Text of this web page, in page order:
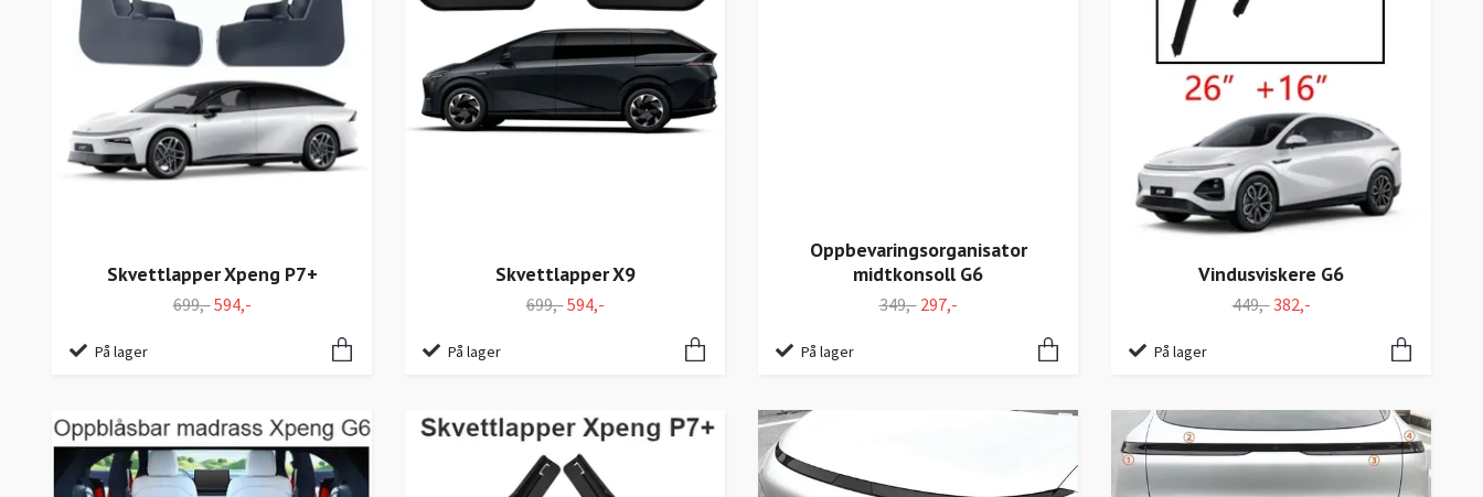
Skvettlapper Xpeng P7+
699,-594,-
På lager
Skvettlapper X9
699,-594,-
På lager
Oppbevaringsorganisator
midtkonsoll G6
349,- 297,-
På lager
Vindusviskere G6
449,-382,-
På lager